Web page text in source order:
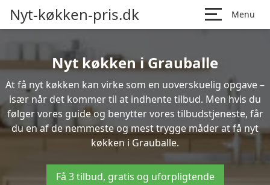
Nyt-køkken-pris.dk Menu
Nyt køkken i Grauballe
At få nyt køkken kan virke som en uoverskuelig opgave –
især når det kommer til at indhente tilbud. Men hvis du
følger vores guide og benytter vores tilbudstjeneste, får
du en af de nemmeste og mest trygge måder at få nyt
køkken i Grauballe.
Få 3 tilbud, gratis og uforpligtende